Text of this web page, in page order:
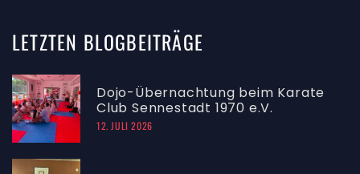
LETZTEN BLOGBEITRÄGE
Dojo-Übernachtung beim Karate
Club Sennestadt 1970 e.V.
12. JULI 2026